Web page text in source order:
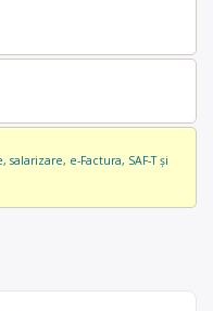
e-Factura, SAF-T și